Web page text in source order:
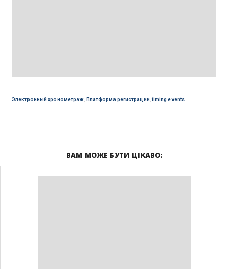
Электронный хронометраж, Платформа регистрации,timing events
ВАМ МОЖЕ БУТИ ЦІКАВО: